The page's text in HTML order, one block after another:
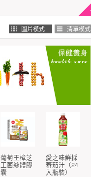
圖片模式 清單模式
葡萄王樟芝
王菌絲體膠
囊
愛之味鮮採
蕃茄汁（24
入瓶裝）